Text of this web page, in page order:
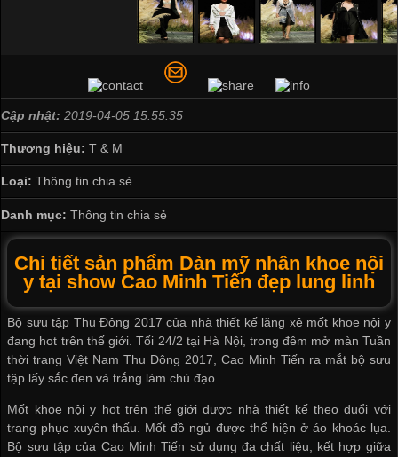
Cập nhật: 2019-04-05 15:55:35
Thương hiệu: T & M
Loại: Thông tin chia sẻ
Danh mục: Thông tin chia sẻ
Chi tiết sản phẩm Dàn mỹ nhân khoe nội
y tại show Cao Minh Tiến đẹp lung linh
Bộ sưu tập Thu Đông 2017 của nhà thiết kế lăng xê mốt khoe nội y
đang hot trên thế giới. Tối 24/2 tại Hà Nội, trong đêm mở màn Tuần
thời trang Việt Nam Thu Đông 2017, Cao Minh Tiến ra mắt bộ sưu
tập lấy sắc đen và trắng làm chủ đạo.
Mốt khoe nội y hot trên thế giới được nhà thiết kế theo đuổi với
trang phục xuyên thấu. Mốt đồ ngủ được thể hiện ở áo khoác lụa.
Bộ sưu tập của Cao Minh Tiến sử dụng đa chất liệu, kết hợp giữa